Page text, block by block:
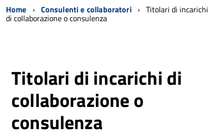
Home Consulenti e collaboratori Titolari di incarichi
di collaborazione o consulenza
Titolari di incarichi di
collaborazione o
consulenza